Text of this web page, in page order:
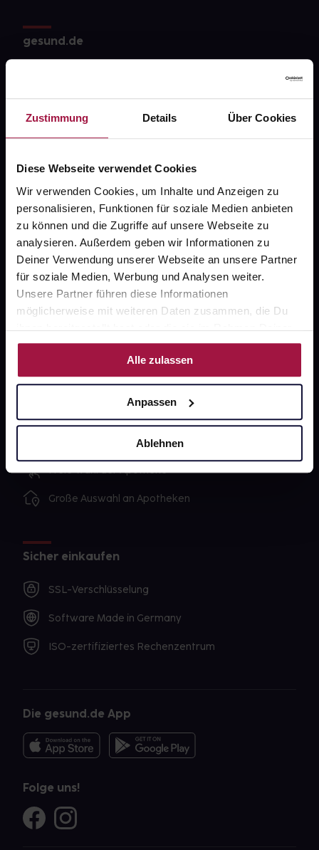
Zustimmung Details Über Cookies
Diese Webseite verwendet Cookies
Wir verwenden Cookies, um Inhalte und Anzeigen zu
personalisieren, Funktionen für soziale Medien anbieten
zu können und die Zugriffe auf unsere Webseite zu
analysieren. Außerdem geben wir Informationen zu
Deiner Verwendung unserer Webseite an unsere Partner
für soziale Medien, Werbung und Analysen weiter.
Unsere Partner führen diese Informationen
möglicherweise mit weiteren Daten zusammen, die Du
ihnen bereitgestellt hast oder die sie im Rahmen Deiner
Nutzung der Dienste gesammelt haben.
Alle zulassen
Anpassen
Ablehnen
gesund.de
Karriere
Newsletter
gesund-versorger.de
Sanitätshäuser
Datenschutz
AGB
Impressum
Ausgewählte Wunschprodukte sofort abholbereit
Lieferung für sofort verfügbare Artikel meist am
selben Tag möglich
Freie Wahl der Apotheke
Große Auswahl an Apotheken
Sicher einkaufen
SSL-Verschlüsselung
Software Made in Germany
ISO-zertifiziertes Rechenzentrum
Die gesund.de App
Folge uns!